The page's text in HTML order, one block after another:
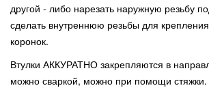
другой - либо нарезать наружную резьбу
сделать внутреннюю резьбы для
коронок.
Втулки АККУРАТНО закрепляются в
можно сваркой, можно при помощи стяжки.